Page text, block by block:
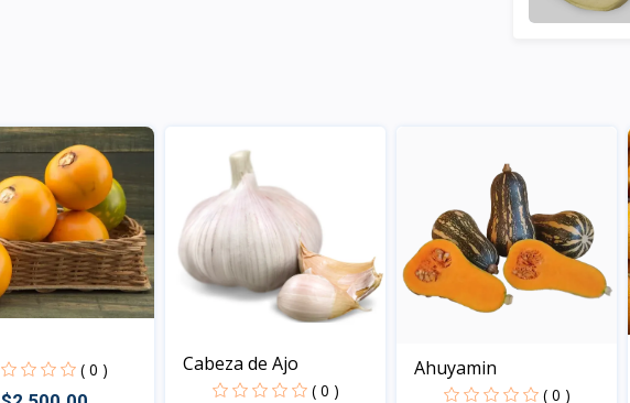
( 0 ) Cabeza de Ajo
( 0 )
Ahuyamin
( 0 )